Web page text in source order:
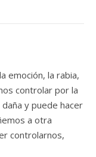
emoción, la rabia,
controlar por la
y puede hacer
a otra
controlarnos,